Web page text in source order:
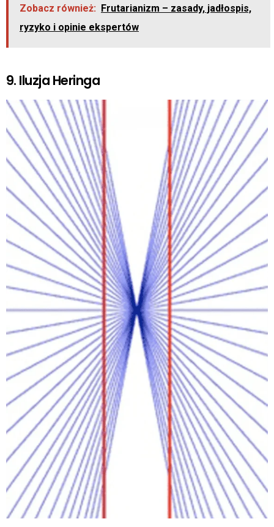
Zobacz również: Frutarianizm – zasady, jadłospis,
ryzyko i opinie ekspertów
9. Iluzja Heringa